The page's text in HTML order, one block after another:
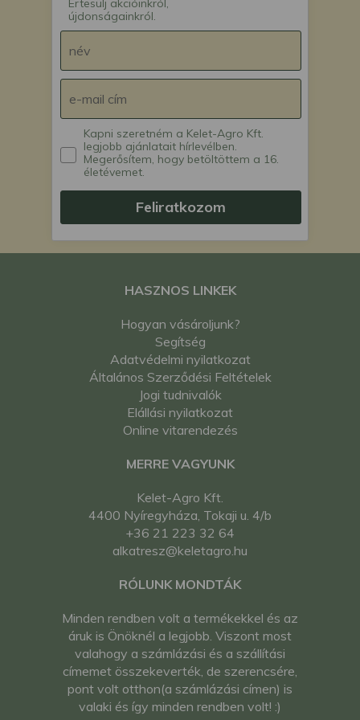
Értesülj akcióinkról,
újdonságainkról.
Kapni szeretném a Kelet-Agro Kft.
legjobb ajánlatait hírlevélben.
Megerősítem, hogy betöltöttem a 16.
életévemet.
Feliratkozom
HASZNOS LINKEK
Hogyan vásároljunk?
Segítség
Adatvédelmi nyilatkozat
Általános Szerződési Feltételek
Jogi tudnivalók
Elállási nyilatkozat
Online vitarendezés
MERRE VAGYUNK
Kelet-Agro Kft.
4400 Nyíregyháza, Tokaji u. 4/b
+36 21 223 32 64
alkatresz@keletagro.hu
RÓLUNK MONDTÁK
Minden rendben volt a termékekkel és az
áruk is Önöknél a legjobb. Viszont most
valahogy a számlázási és a szállítási
címemet összekeverték, de szerencsére,
pont volt otthon(a számlázási címen) is
valaki és így minden rendben volt! :)